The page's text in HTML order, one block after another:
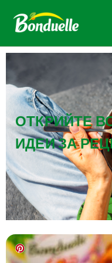
ОТКРИЙТЕ
ИДЕИ ЗА